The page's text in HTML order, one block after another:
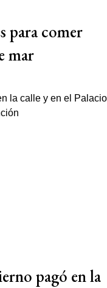
para comer
mar
pagó en la